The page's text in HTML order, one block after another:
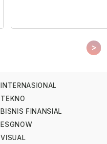
>
INTERNASIONAL
TEKNO
BISNIS FINANSIAL
ESGNOW
VISUAL